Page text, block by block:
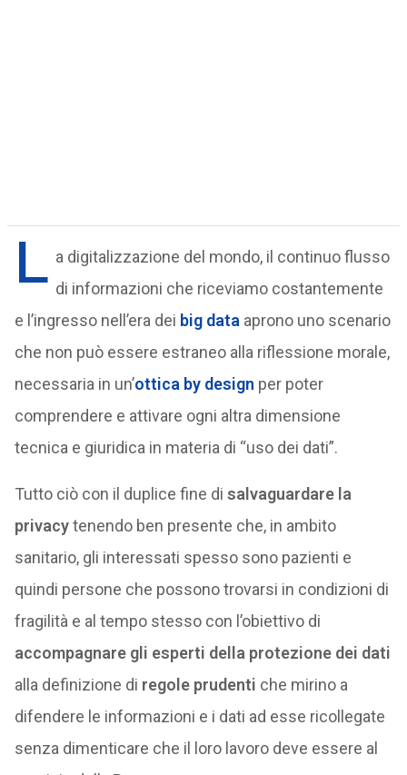
L a digitalizzazione del mondo, il continuo flusso
di informazioni che riceviamo costantemente
e l’ingresso nell’era dei big data aprono uno scenario
che non può essere estraneo alla riflessione morale,
necessaria in un’ottica by design per poter
comprendere e attivare ogni altra dimensione
tecnica e giuridica in materia di “uso dei dati”.
Tutto ciò con il duplice fine di salvaguardare la
privacytenendo ben presente che, in ambito
sanitario, gli interessati spesso sono pazienti e
quindi persone che possono trovarsi in condizioni di
fragilità e al tempo stesso con l’obiettivo di
accompagnare gli esperti della protezione dei dati
alla definizione di regole prudenti che mirino a
difendere le informazioni e i dati ad esse ricollegate
senza dimenticare che il loro lavoro deve essere al